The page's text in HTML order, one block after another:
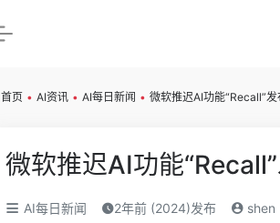
首页 • AI资讯 • AI每日新闻 • 微软推迟AI功能“Recall”
微软推迟AI功能
AI每日新闻 2年前 (2024)发布 shen